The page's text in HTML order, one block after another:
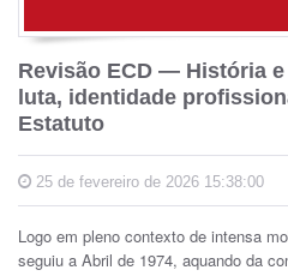
Revisão ECD — História
luta, identidade
Estatuto
25 de fevereiro de 2026 15:38:00
Logo em pleno contexto de intensa
seguiu a Abril de 1974, aquando da